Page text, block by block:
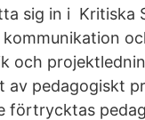
sig in i Kritiska
och
av pedagogiskt
förtrycktas